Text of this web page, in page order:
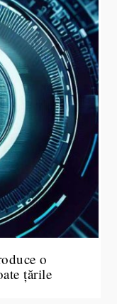
o
țările